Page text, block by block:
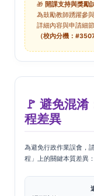
🎁 開課支持與獎勵
為鼓勵教師踴躍參
詳細內容與申請細
（校內分機：
🚩 避免混
程差異
為避免行政作業誤會，
程」上的關鍵本質差異：